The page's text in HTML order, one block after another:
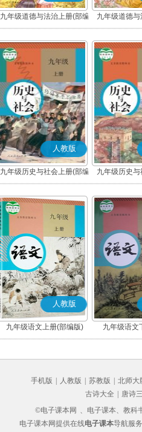
九年级道德与法治上册(部编
版)
九年级道德
人教版
九年级历史与社会上册(部编
版)
九年级历史
人教版
九年级语文上册(部编版) 九年级语文
手机版 人教版 苏教版 北师大
古诗大全
唐诗
©电子课本网 、电子课本、教科
电子课本网提供在线电子课本导航服